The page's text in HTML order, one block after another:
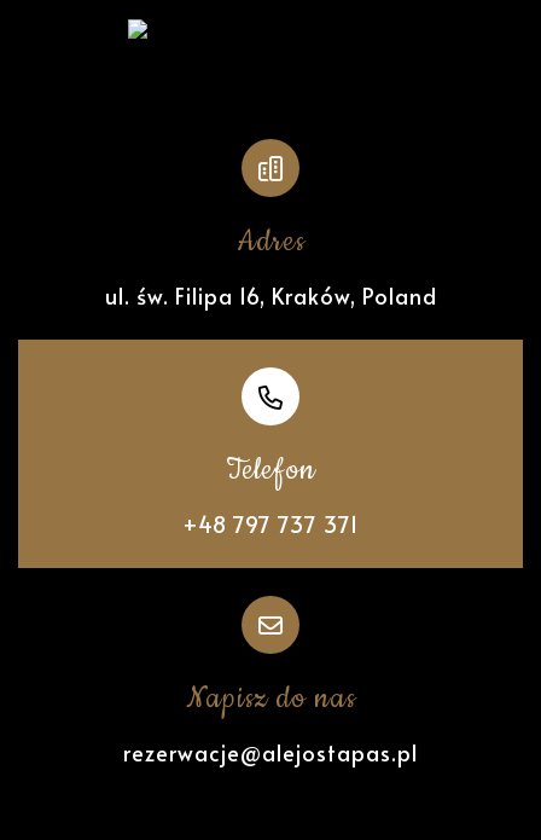
Adres
ul. św. Filipa 16, Kraków, Poland
Telefon
+48 797 737 371
Napisz do nas
rezerwacje@alejostapas.pl